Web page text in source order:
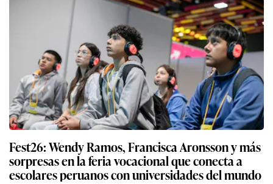
Fest26: Wendy Ramos, Francisca Aronsson y más
sorpresas en la feria vocacional que conecta a
escolares peruanos con universidades del mundo